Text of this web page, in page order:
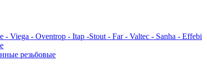
- Viega - Oventrop - Itap -Stout - Far - Valtec - Sanha - Effebi
резьбовые